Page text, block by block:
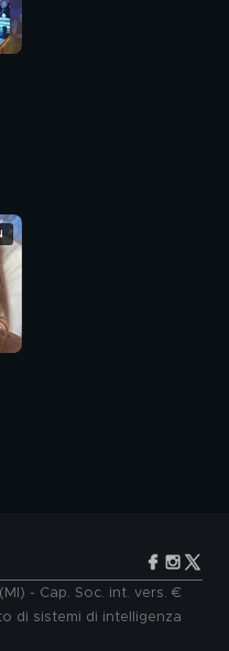
per arrivare al
Maupas nel film
in teoria"
e
Rossi:
- Cap. Soc. int. vers. €
di sistemi di intelligenza